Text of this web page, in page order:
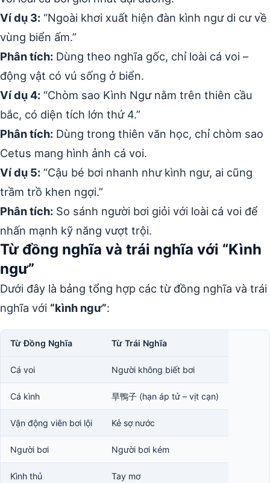
Ví dụ 3: “Ngoài khơi xuất hiện đàn kình ngư di cư về
vùng biển ấm.”
Phân tích: Dùng theo nghĩa gốc, chỉ loài cá voi –
động vật có vú sống ở biển.
Ví dụ 4: “Chòm sao Kình Ngư nằm trên thiên cầu
bắc, có diện tích lớn thứ 4.”
Phân tích: Dùng trong thiên văn học, chỉ chòm sao
Cetus mang hình ảnh cá voi.
Ví dụ 5: “Cậu bé bơi nhanh như kình ngư, ai cũng
trầm trồ khen ngợi.”
Phân tích: So sánh người bơi giỏi với loài cá voi để
nhấn mạnh kỹ năng vượt trội.
Từ đồng nghĩa và trái nghĩa với “Kình
ngư”
Dưới đây là bảng tổng hợp các từ đồng nghĩa và trái
nghĩa với “kình ngư”:
Từ Đồng Nghĩa Từ Trái Nghĩa
Cá voi Người không biết bơi
Cá kình 旱鴨子 (hạn áp tử – vịt cạn)
Vận động viên bơi lội Kẻ sợ nước
Người bơi Người bơi kém
Kình thủ Tay mơ